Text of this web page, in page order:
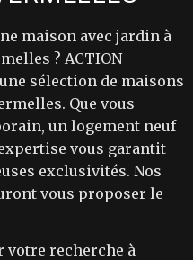
maison avec jardin à
? ACTION
sélection de maisons
Que vous
un logement neuf
vous garantit
exclusivités. Nos
vous proposer le
votre recherche à